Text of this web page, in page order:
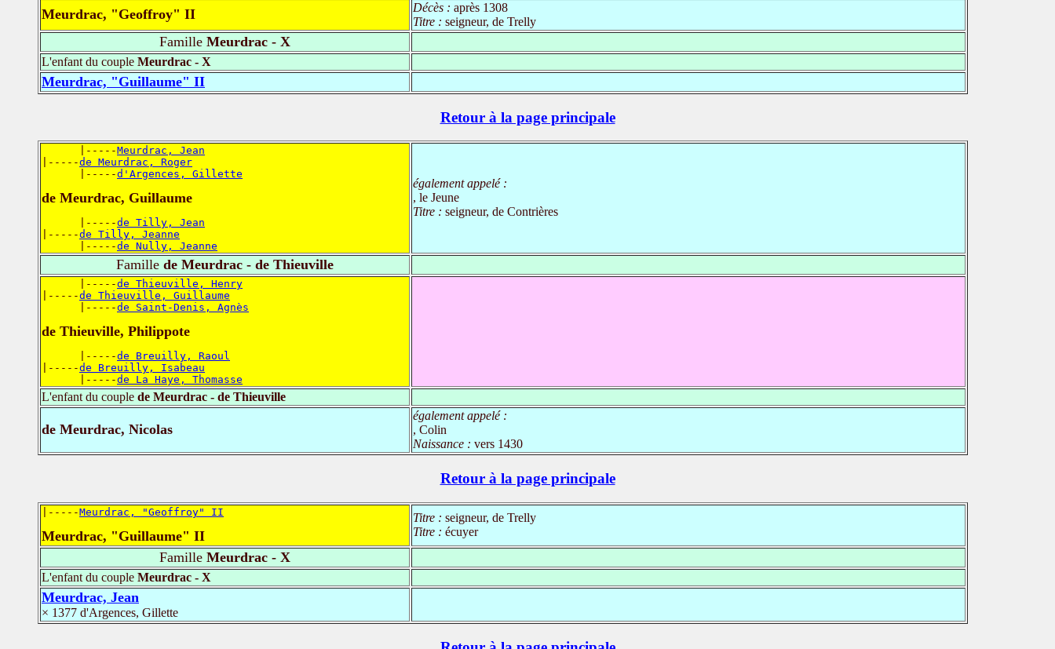
Meurdrac, "Geoffroy" II Décès : après 1308
Titre : seigneur, de Trelly
Famille Meurdrac - X
L'enfant du couple Meurdrac - X
Meurdrac, "Guillaume" II
Retour à la page principale
      |-----
Meurdrac, Jean
|-----de Meurdrac, Roger
      |-----
d'Argences, Gillette
de Meurdrac, Guillaume
      |-----
de Tilly, Jean
|-----de Tilly, Jeanne
      |-----
de Nully, Jeanne
également appelé :
, le Jeune
Titre : seigneur, de Contrières
Famille de Meurdrac - de Thieuville
      |-----
de Thieuville, Henry
|-----de Thieuville, Guillaume
      |-----
de Saint-Denis, Agnès
de Thieuville, Philippote
      |-----
de Breuilly, Raoul
|-----de Breuilly, Isabeau
      |-----
de La Haye, Thomasse
L'enfant du couple de Meurdrac - de Thieuville
de Meurdrac, Nicolas
également appelé :
, Colin
Naissance : vers 1430
Retour à la page principale
|-----Meurdrac, "Geoffroy" II
Meurdrac, "Guillaume" II
Titre : seigneur, de Trelly
Titre : écuyer
Famille Meurdrac - X
L'enfant du couple Meurdrac - X
Meurdrac, Jean
× 1377 d'Argences, Gillette